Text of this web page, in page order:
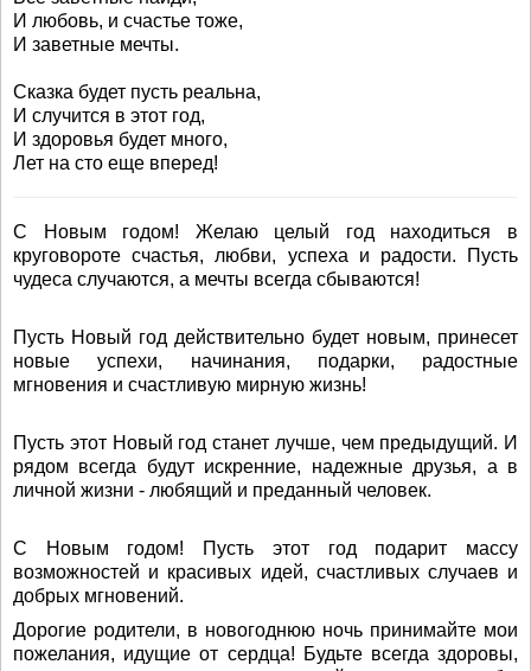
И любовь, и счастье тоже,
И заветные мечты.
Сказка будет пусть реальна,
И случится в этот год,
И здоровья будет много,
Лет на сто еще вперед!
С Новым годом! Желаю целый год находиться в
круговороте счастья, любви, успеха и радости. Пусть
чудеса случаются, а мечты всегда сбываются!
Пусть Новый год действительно будет новым, принесет
новые успехи, начинания, подарки, радостные
мгновения и счастливую мирную жизнь!
Пусть этот Новый год станет лучше, чем предыдущий. И
рядом всегда будут искренние, надежные друзья, а в
личной жизни - любящий и преданный человек.
С Новым годом! Пусть этот год подарит массу
возможностей и красивых идей, счастливых случаев и
добрых мгновений.
Дорогие родители, в новогоднюю ночь принимайте мои
пожелания, идущие от сердца! Будьте всегда здоровы,